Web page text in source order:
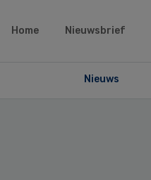
Home Nieuwsbrief
Nieuws